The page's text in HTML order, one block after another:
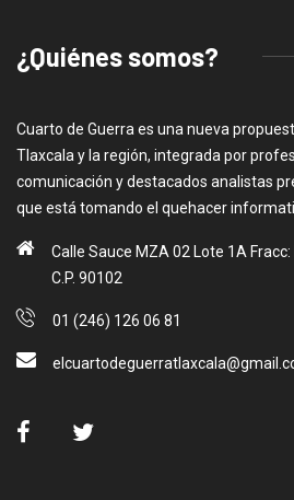
¿Quiénes somos?
Cuarto de Guerra es una nueva
Tlaxcala y la región, integrada por
comunicación y destacados analistas
que está tomando el quehacer
Calle Sauce MZA 02 Lote 1A
C.P. 90102
01 (246) 126 06 81